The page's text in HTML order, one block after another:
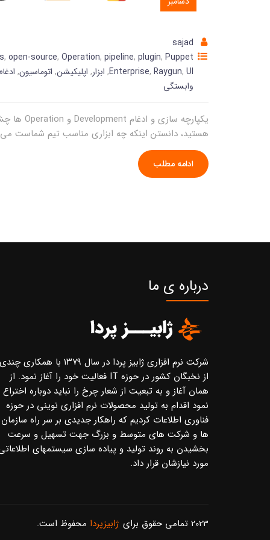
sajad
, open-source, Operation, pipeline, plugin, Puppet
Enterprise, Raygun, UI
, ابزار, اپلیکیشن, اتوماسیون,
وابستگی
هستید، دانستن اینکه چه ابزاری مناسب تیم شماست می
ادامه مطلب
درباره ی ما
شرکت نرم افزاری ژابیز پردا در سال ۱۳۷۹ با همکاری چندی
از نخبگان کشور در حوزه IT فعالیت خود را آغاز نمود. از
همان آغاز و به تبعیت از شعار چرخ را نباید دوباره اختراع
نمود اقدام به تولید محصولات نرم افزاری نوینی در حوزه
فناوری اطلاعات کردیم که راهکار جدیدی بر سر راه سازمان
ها و شرکت های متوسط و بزرگ جهت تسهیل و سرعت
بخشیدن به روند تولید و پیاده سازی سیستمهای
مورد نیازشان قرار داد.
2023 تمامی حقوق برای ژابیزپردا محفوظ است.